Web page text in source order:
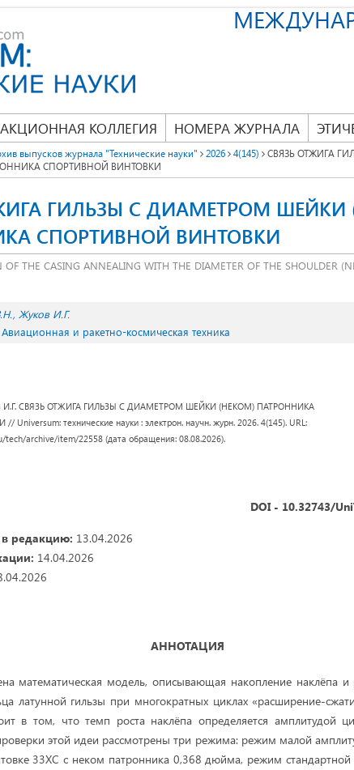
КОЛЛЕГИЯ НОМЕРА ЖУРНАЛА
выпусков журнала "Технические науки" 2026 4(145)
СВЯЗЬ ОТЖИГА
СПОРТИВНОЙ ВИНТОВКИ
ГИЛЬЗЫ С ДИАМЕТРОМ ШЕЙКИ
СПОРТИВНОЙ ВИНТОВКИ
THE CASING ANNEALING WITH THE DIAMETER OF THE SHOULDER
Жуков И.Г.
и ракетно-космическая техника
И.Г. СВЯЗЬ ОТЖИГА ГИЛЬЗЫ С ДИАМЕТРОМ ШЕЙКИ (НЕКОМ) ПАТРОННИКА
технические науки : электрон. научн. журн. 2026. 4(145). URL:
tech/archive/item/22558 (дата обращения: 08.08.2026).
DOI - 10.32743/
в редакцию: 13.04.2026
14.04.2026
АННОТАЦИЯ
математическая модель, описывающая накопление наклёпа и
латунной гильзы при многократных циклах «расширение-
в том, что темп роста наклёпа определяется амплитудой
этой идеи рассмотрены три режима: режим малой
33ХС с неком патронника 0,368 дюйма, режим